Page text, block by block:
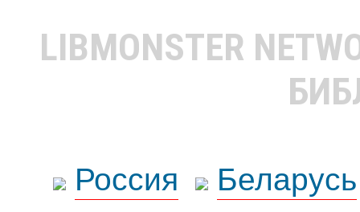
LIBMONSTER
Россия
Беларусь